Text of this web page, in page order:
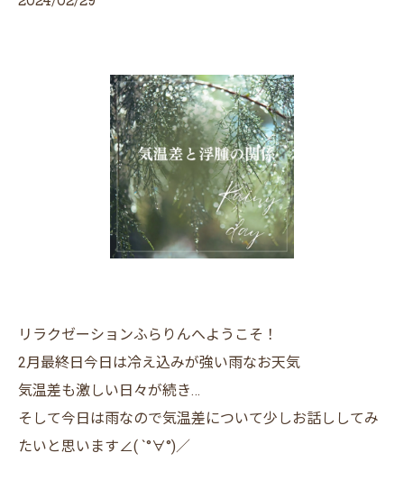
リラクゼーションふらりんへようこそ！
2月最終日今日は冷え込みが強い雨なお天気
気温差も激しい日々が続き…
そして今日は雨なので気温差について少しお話ししてみ
たいと思います∠( `°∀°)／